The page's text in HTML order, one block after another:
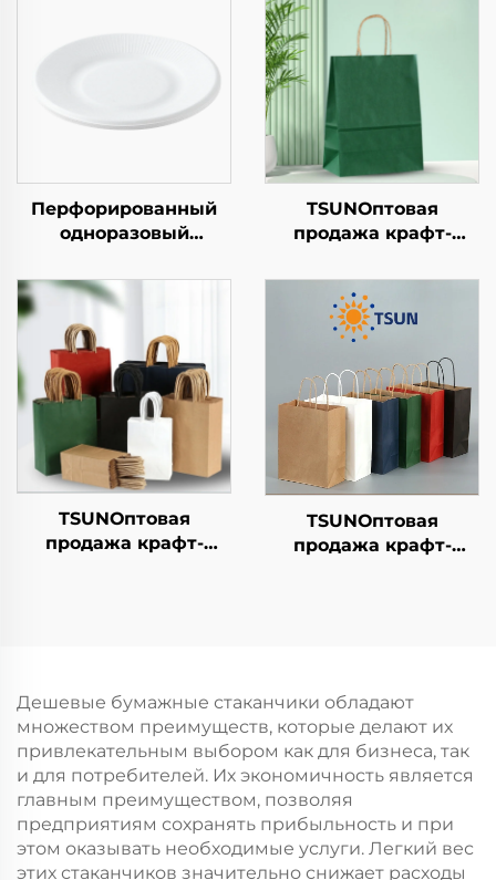
Перфорированный
одноразовый
квадратной формы
из крафт-бумаги для
салата, закусок,
суши, бутербродов,
хлеба, конфет,
шоколада, печенья,
корма для животных
и т.д.
TSUNОптовая
продажа крафт-
логотипом на заказ
для упаковки
новогодней/
рождественской еды
с возможностью
нанесения принта
TSUNОптовая
продажа крафт-
рождественской еды
в пластиковую
упаковку
TSUNОптовая
продажа крафт-
новогодней/
рождественской еды
в пластиковую
упаковку
Дешевые бумажные стаканчики обладают
множеством преимуществ, которые делают их
привлекательным выбором как для бизнеса, так
и для потребителей. Их экономичность является
главным преимуществом, позволяя
предприятиям сохранять прибыльность и при
этом оказывать необходимые услуги. Легкий вес
этих стаканчиков значительно снижает расходы